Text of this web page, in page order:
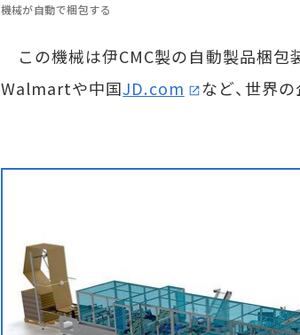
機械が自動で梱包する
この機械は伊CMC製の自動製品梱包
Walmartや中国JD.com など、世界